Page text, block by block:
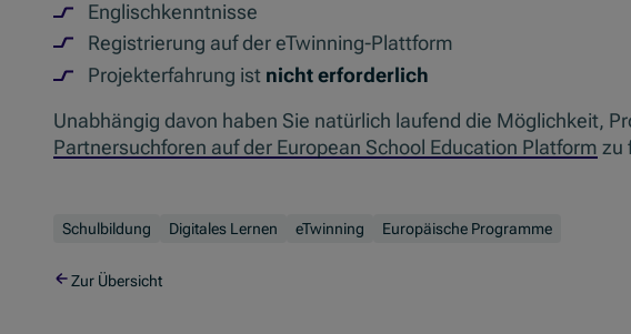
Englischkenntnisse
Registrierung auf der eTwinning-Plattform
Projekterfahrung ist nicht erforderlich
Unabhängig davon haben Sie natürlich laufend die Möglichkeit,
Partnersuchforen auf der European School Education Platform zu
Schulbildung Digitales Lernen eTwinning Europäische Programme
Zur Übersicht